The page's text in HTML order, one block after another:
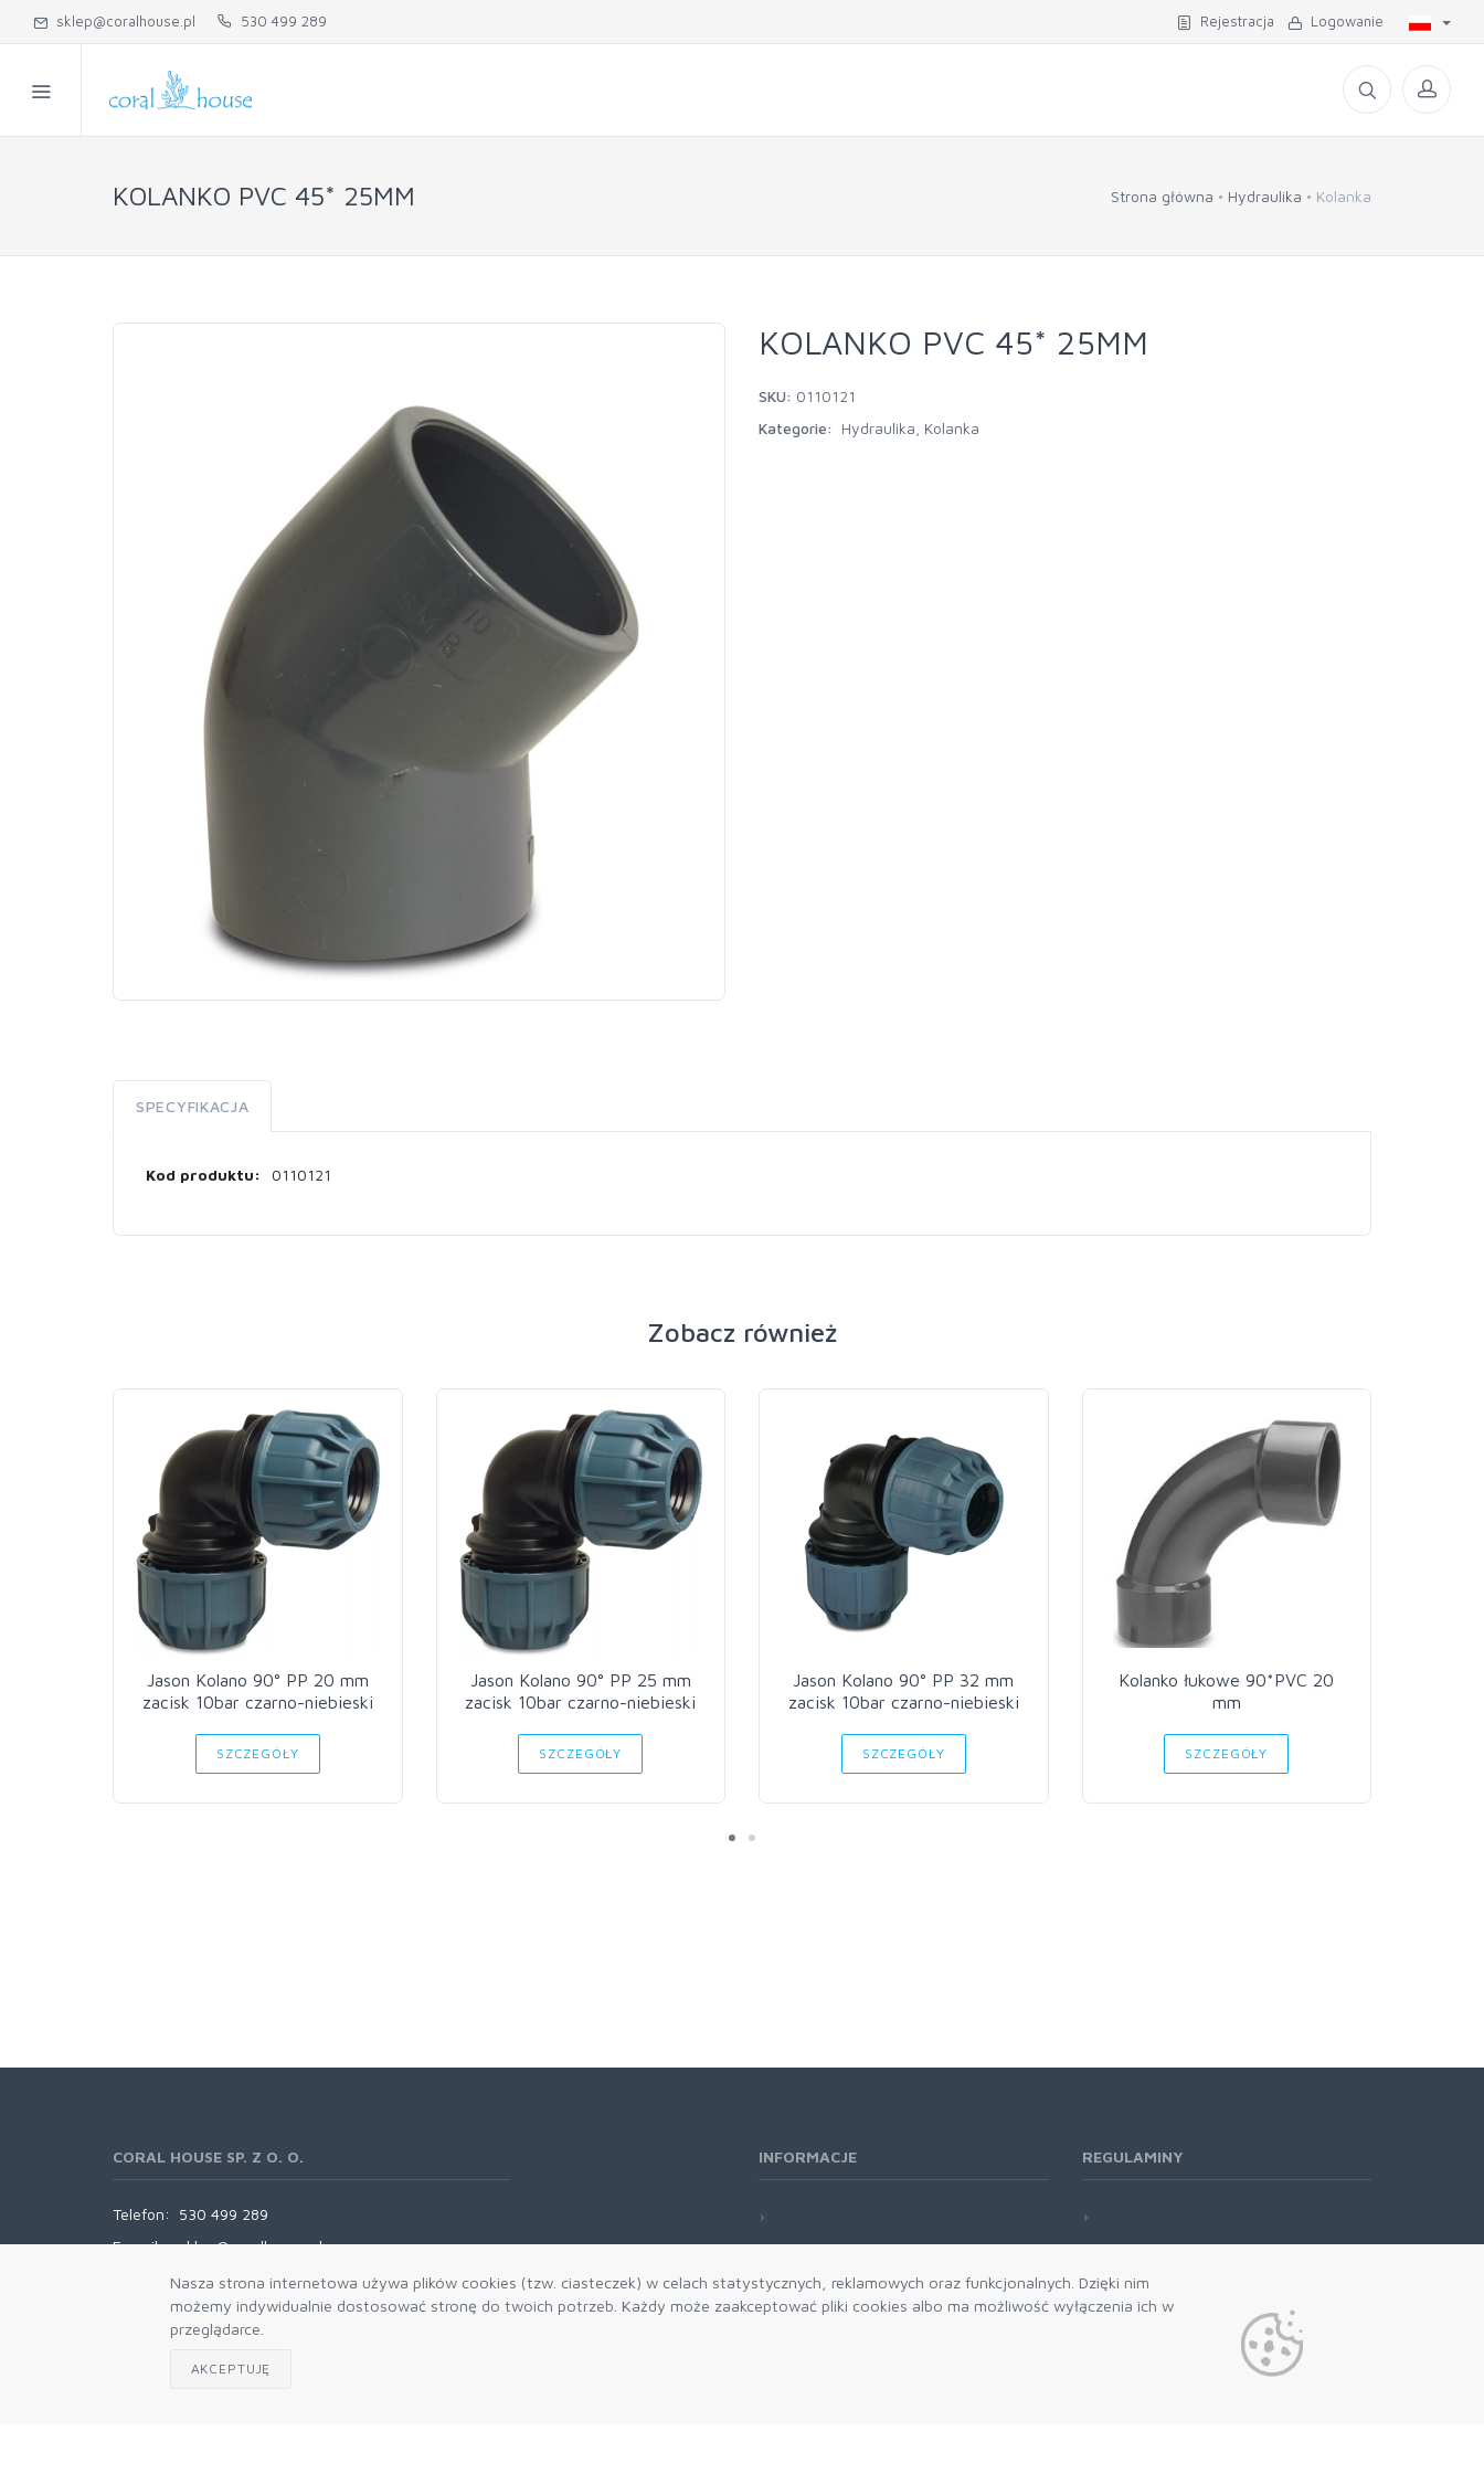
Nasza strona internetowa używa plików cookies (tzw. ciasteczek) w celach statystycznych, reklamowych oraz funkcjonalnych. Dzięki nim
możemy indywidualnie dostosować stronę do twoich potrzeb. Każdy może zaakceptować pliki cookies albo ma możliwość wyłączenia ich w
przeglądarce.
AKCEPTUJĘ
sklep@coralhouse.pl 530 499 289 Rejestracja Logowanie
KOLANKO PVC 45* 25MM Strona główna Hydraulika Kolanka
KOLANKO PVC 45* 25MM
SKU: 0110121
Kategorie:
Hydraulika Kolanka
SPECYFIKACJA
Kod produktu: 0110121
Zobacz również
Jason Kolano 90° PP 20 mm
zacisk 10bar czarno-niebieski
SZCZEGÓŁY
Jason Kolano 90° PP 25 mm
zacisk 10bar czarno-niebieski
SZCZEGÓŁY
Jason Kolano 90° PP 32 mm
zacisk 10bar czarno-niebieski
SZCZEGÓŁY
Kolanko łukowe 90*PVC 20
mm
SZCZEGÓŁY
CORAL HOUSE SP. Z O. O.
Telefon:
530 499 289
E-mail:
sklep@coralhouse.pl
INFORMACJE REGULAMINY